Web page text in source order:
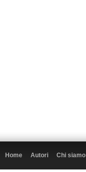
Home Autori Chi siamo